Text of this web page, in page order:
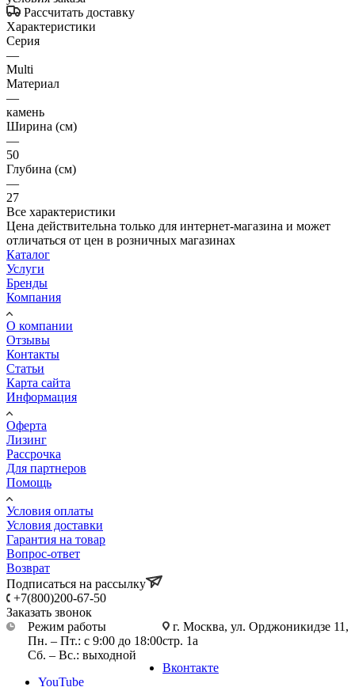
Рассчитать доставку
Характеристики
Серия
—
Multi
Материал
—
камень
Ширина (см)
—
50
Глубина (см)
—
27
Все характеристики
Цена действительна только для интернет-магазина и может
отличаться от цен в розничных магазинах
Каталог
Услуги
Бренды
Компания
О компании
Отзывы
Контакты
Статьи
Карта сайта
Информация
Оферта
Лизинг
Рассрочка
Для партнеров
Помощь
Условия оплаты
Условия доставки
Гарантия на товар
Вопрос-ответ
Возврат
Подписаться на рассылку
+7(800)200-67-50
Заказать звонок
Режим работы
Пн. – Пт.: с 9:00 до 18:00
Сб. – Вс.: выходной
г. Москва, ул. Орджоникидзе 11,
стр. 1а
Вконтакте
YouTube